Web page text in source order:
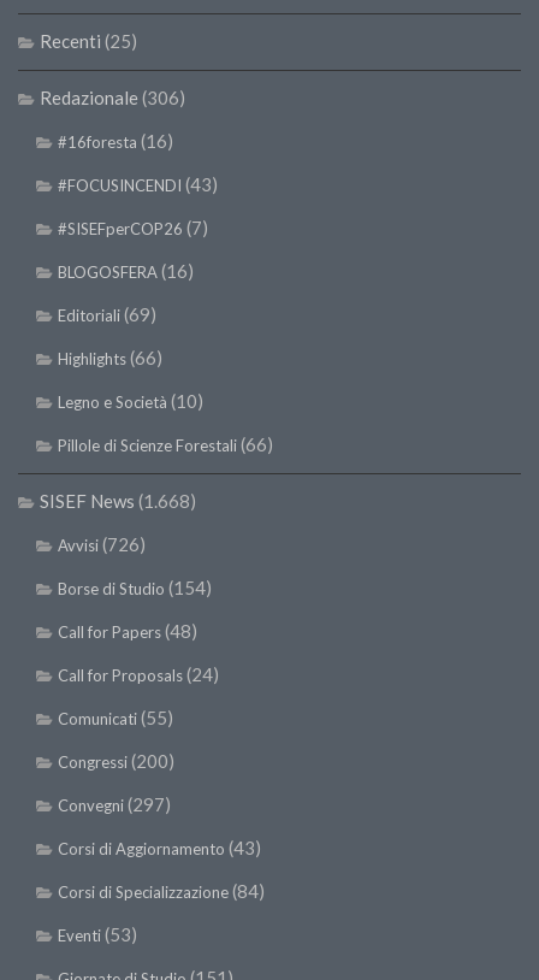
XII Congresso (Palermo 2019)
XI Congresso (Roma 2017)
X Congresso (Firenze 2015)
IX Congresso (Bolzano 2013)
VIII Congresso (Rende 2011)
VII Congresso (Isernia 2009)
VI Congresso (Arezzo 2007)
V Congresso (Torino 2003)
I Congresso (Padova 1997)
Redazione
Pagina Principale
Editoriali
Pillole di Scienze Forestali
Highlights
#FOCUSINCENDI
PDF
Recenti (25)
Redazionale (306)
#16foresta (16)
#FOCUSINCENDI (43)
#SISEFperCOP26 (7)
BLOGOSFERA(16)
Editoriali(69)
Highlights(66)
Legno e Società (10)
Pillole di Scienze Forestali(66)
SISEF News (1.668)
Avvisi(726)
Borse di Studio (154)
Call for Papers(48)
Call for Proposals(24)
Comunicati(55)
Congressi(200)
Convegni(297)
Corsi di Aggiornamento (43)
Corsi di Specializzazione(84)
Eventi(53)